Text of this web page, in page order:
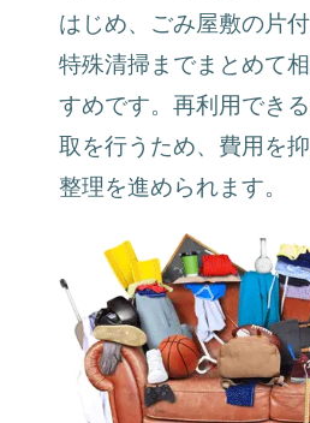
はじめ、ごみ屋敷の片
特殊清掃までまとめて
すめです。再利用でき
取を行うため、費用を
整理を進められます。